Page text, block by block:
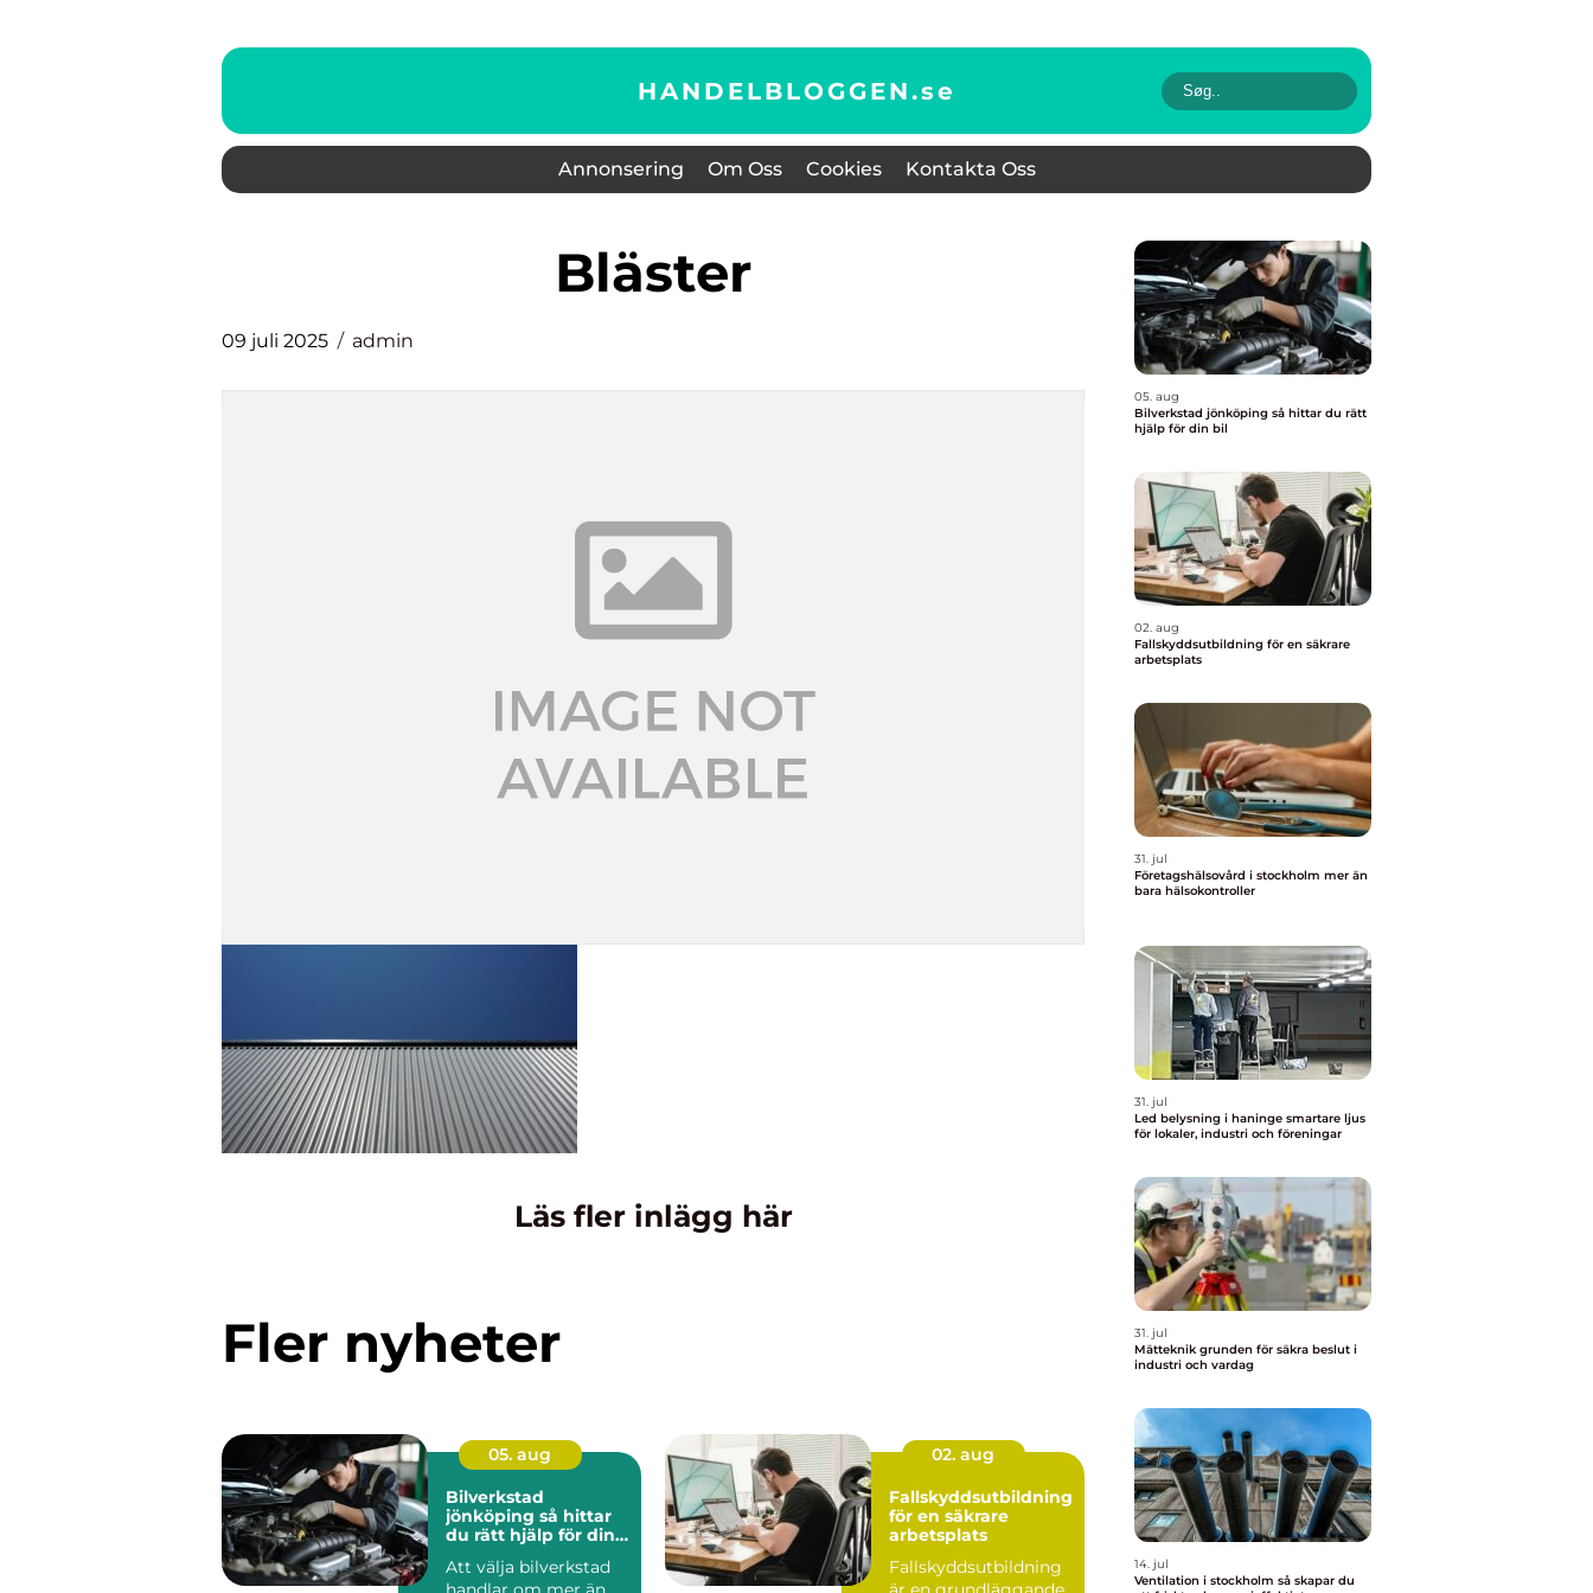
HANDELBLOGGEN.se
Annonsering Om Oss Cookies Kontakta Oss
bläster
09 juli 2025 admin
Läs fler inlägg här
Fler nyheter
05. aug
Bilverkstad
jönköping så hittar
du rätt hjälp för din
Att välja bilverkstad
02. aug
Fallskyddsutbildning
för en säkrare
arbetsplats
Fallskyddsutbildning
05. aug
Bilverkstad jönköping så hittar du rätt
hjälp för din bil
02. aug
Fallskyddsutbildning för en säkrare
arbetsplats
31. jul
Företagshälsovård i stockholm mer än
bara hälsokontroller
31. jul
Led belysning i haninge smartare ljus
för lokaler, industri och föreningar
31. jul
Mätteknik grunden för säkra beslut i
industri och vardag
14. jul
Ventilation i stockholm så skapar du